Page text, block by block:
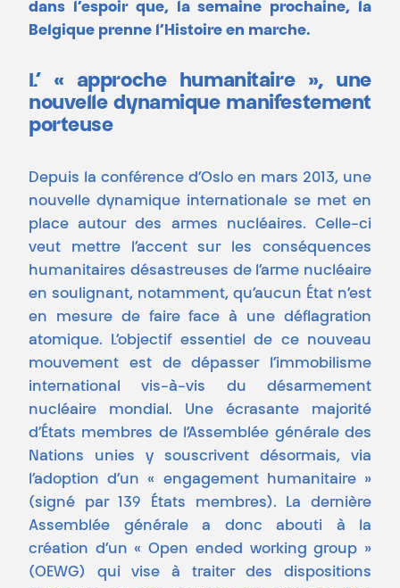
dans l’espoir que, la semaine prochaine, la
Belgique prenne l’Histoire en marche.
L’ « approche humanitaire », une
nouvelle dynamique manifestement
porteuse
Depuis la conférence d’Oslo en mars 2013, une
nouvelle dynamique internationale se met en
place autour des armes nucléaires. Celle-ci
veut mettre l’accent sur les conséquences
humanitaires désastreuses de l’arme nucléaire
en soulignant, notamment, qu’aucun État n’est
en mesure de faire face à une déflagration
atomique. L’objectif essentiel de ce nouveau
mouvement est de dépasser l’immobilisme
international vis-à-vis du désarmement
nucléaire mondial. Une écrasante majorité
d’États membres de l’Assemblée générale des
Nations unies y souscrivent désormais, via
l’adoption d’un « engagement humanitaire »
(signé par 139 États membres). La dernière
Assemblée générale a donc abouti à la
création d’un « Open ended working group »
(OEWG) qui vise à traiter des dispositions